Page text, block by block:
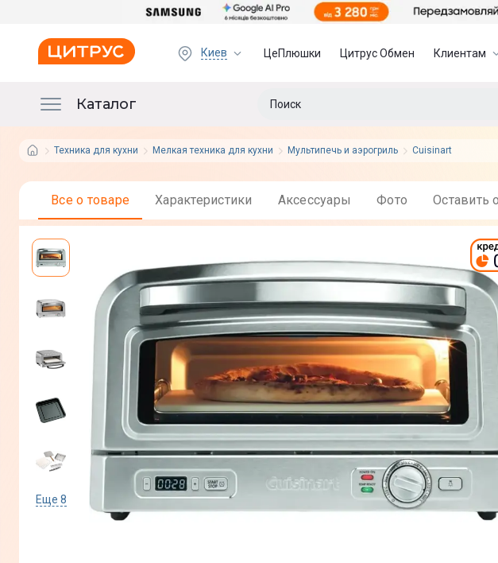
Киев ЦеПлюшки Цитрус Обмен Клиентам
Каталог
Техника для кухни Мелкая техника для кухни Мультипечь и аэрогриль Cuisinart
Все о товаре Характеристики Аксессуары Фото Оставить
Еще 8